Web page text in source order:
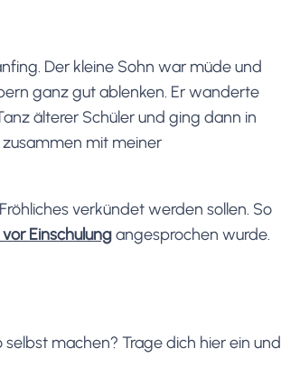
Der kleine Sohn war müde und
ganz gut ablenken. Er wanderte
älterer Schüler und ging dann in
mit meiner
verkündet werden sollen. So
Einschulungangesprochen wurde.
machen? Trage dich hier ein und